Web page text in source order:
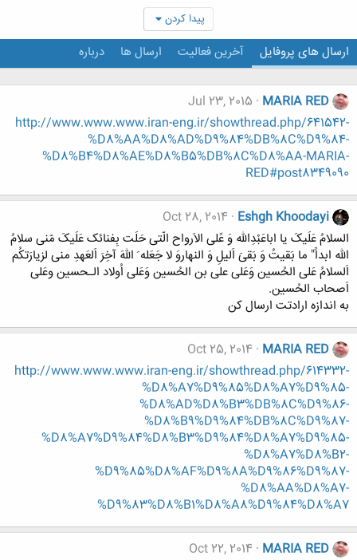
پیدا کردن
ارسال های پروفایل آخرین فعالیت ارسال ها درباره
MARIA RED
Jul 23, 2015
http://www.www.www.iran-eng.ir/showthread.php/641542-
%D8%AA%D8%AD%D9%84%DB%8C%D9%84-
%D8%B4%D8%AE%D8%B5%DB%8C%D8%AA-MARIA-
RED#post8349090
Eshgh Khoodayi
Oct 28, 2014
السلامُ عَلَیکَ یا اباعَبْدِاللّه وَ عًلی الاَرواح الّتی حَلَت بِفنائک عَلَیکَ مّنی سلامُ
اللّه ابداً" ما بَقیتُ وَ بَقیَ اَلیلِ وَ النهاروَ لا جَعَله َ اللّهَ آخِرَ اَلعَهدِ منی لزیارَتکُم
اَلسلامُ عَلی الحُسین وَعَلی علی بن الحُسین وَعَلی اُولاد الـحسین وعَلی
اَصحاب الحُسین.
به اندازه ارادتت ارسال کن
MARIA RED
Oct 25, 2014
http://www.www.www.iran-eng.ir/showthread.php/614332-
%D8%A7%D9%85%D8%A7%D9%85-
%D8%AD%D8%B3%DB%8C%D9%86-
%D8%B9%D9%84%DB%8C%D9%87-
%D8%A7%D9%84%D8%B3%D9%84%D8%A7%D9%85-
%D8%A7%D8%B2-
%D9%85%D8%AF%D9%8A%D9%86%D9%87-
%D8%AA%D8%A7-
%D9%83%D8%B1%D8%A8%D9%84%D8%A7
MARIA RED
Oct 22, 2014